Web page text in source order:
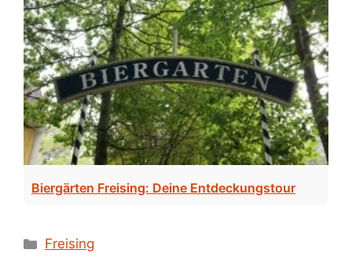
Biergärten Freising: Deine Entdeckungstour
Kategorien
Freising